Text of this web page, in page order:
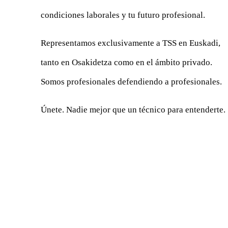
condiciones laborales y tu futuro profesional.
Representamos exclusivamente a TSS en Euskadi,
tanto en Osakidetza como en el ámbito privado.
Somos profesionales defendiendo a profesionales.
Únete. Nadie mejor que un técnico para entenderte.